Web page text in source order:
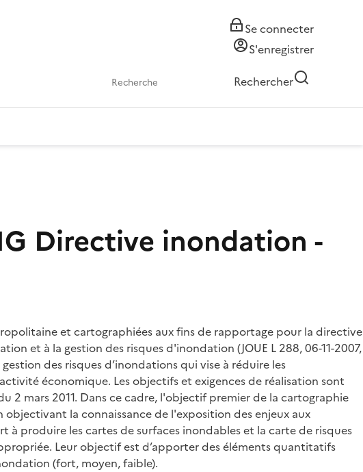
Se connecter
S'enregistrer
Rechercher
Directive inondation -
et cartographiées aux fins de rapportage pour la directive
et à la gestion des risques d'inondation (JOUE L 288, 06-11-2007,
des risques d’inondations qui vise à réduire les
économique. Les objectifs et exigences de réalisation sont
2 mars 2011. Dans ce cadre, l'objectif premier de la cartographie
la connaissance de l'exposition des enjeux aux
à produire les cartes de surfaces inondables et la carte de risques
Leur objectif est d’apporter des éléments quantitatifs
(fort, moyen, faible).